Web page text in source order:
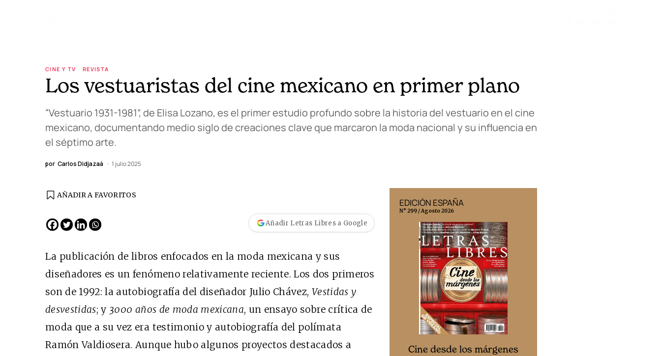
CINE Y TV REVISTA
Los vestuaristas del cine mexicano en primer plano
“Vestuario 1931-1981”, de Elisa Lozano, es el primer estudio profundo sobre la historia del vestuario en el cine
mexicano, documentando medio siglo de creaciones clave que marcaron la moda nacional y su influencia en
el séptimo arte.
por Carlos Didjazaá 1 julio 2025
AÑADIR A FAVORITOS
Añadir Letras Libres a Google
La publicación de libros enfocados en la moda mexicana y sus
diseñadores es un fenómeno relativamente reciente. Los dos primeros
son de 1992: la autobiografía del diseñador Julio Chávez, Vestidas y
desvestidas; y 3000 años de moda mexicana, un ensayo sobre crítica de
moda que a su vez era testimonio y autobiografía del polímata
Ramón Valdiosera. Aunque hubo algunos proyectos destacados a
Cine desde los márgenes Cine desde los márgenes
EDICIÓN ESPAÑA
N° 299 / Agosto 2026
Cine desde los márgenes